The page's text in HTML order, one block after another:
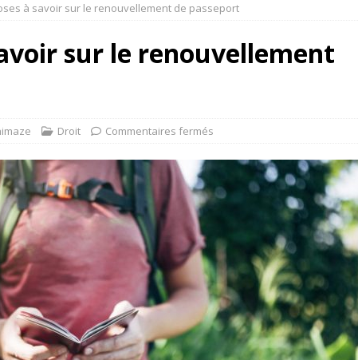
à savoir sur le renouvellement de passeport
sur le renouvellement
Droit Commentaires fermés